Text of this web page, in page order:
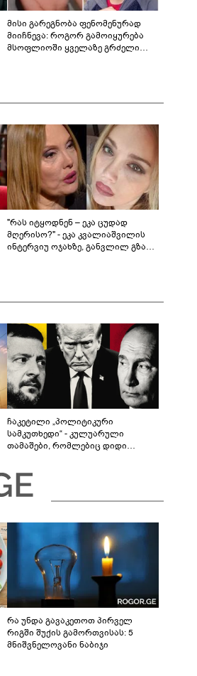
მისი გარეგნობა ფენომენურად
მიიჩნევა: როგორ გამოიყურება
მსოფლიოში ყველაზე გრძელი
"რას იტყოდნენ – ეკა ცუდად
მღერისო?" - ეკა კვალიაშვილის
ინტერვიუ ოჯახზე, განვლილ გზასა
ჩაკეტილი „პოლიტიკური
სამკუთხედი“ - კულუარული
თამაშები, რომლებიც დიდი
რა უნდა გავაკეთოთ პირველ
რიგში შუქის გამორთვისას: 5
მნიშვნელოვანი ნაბიჯი